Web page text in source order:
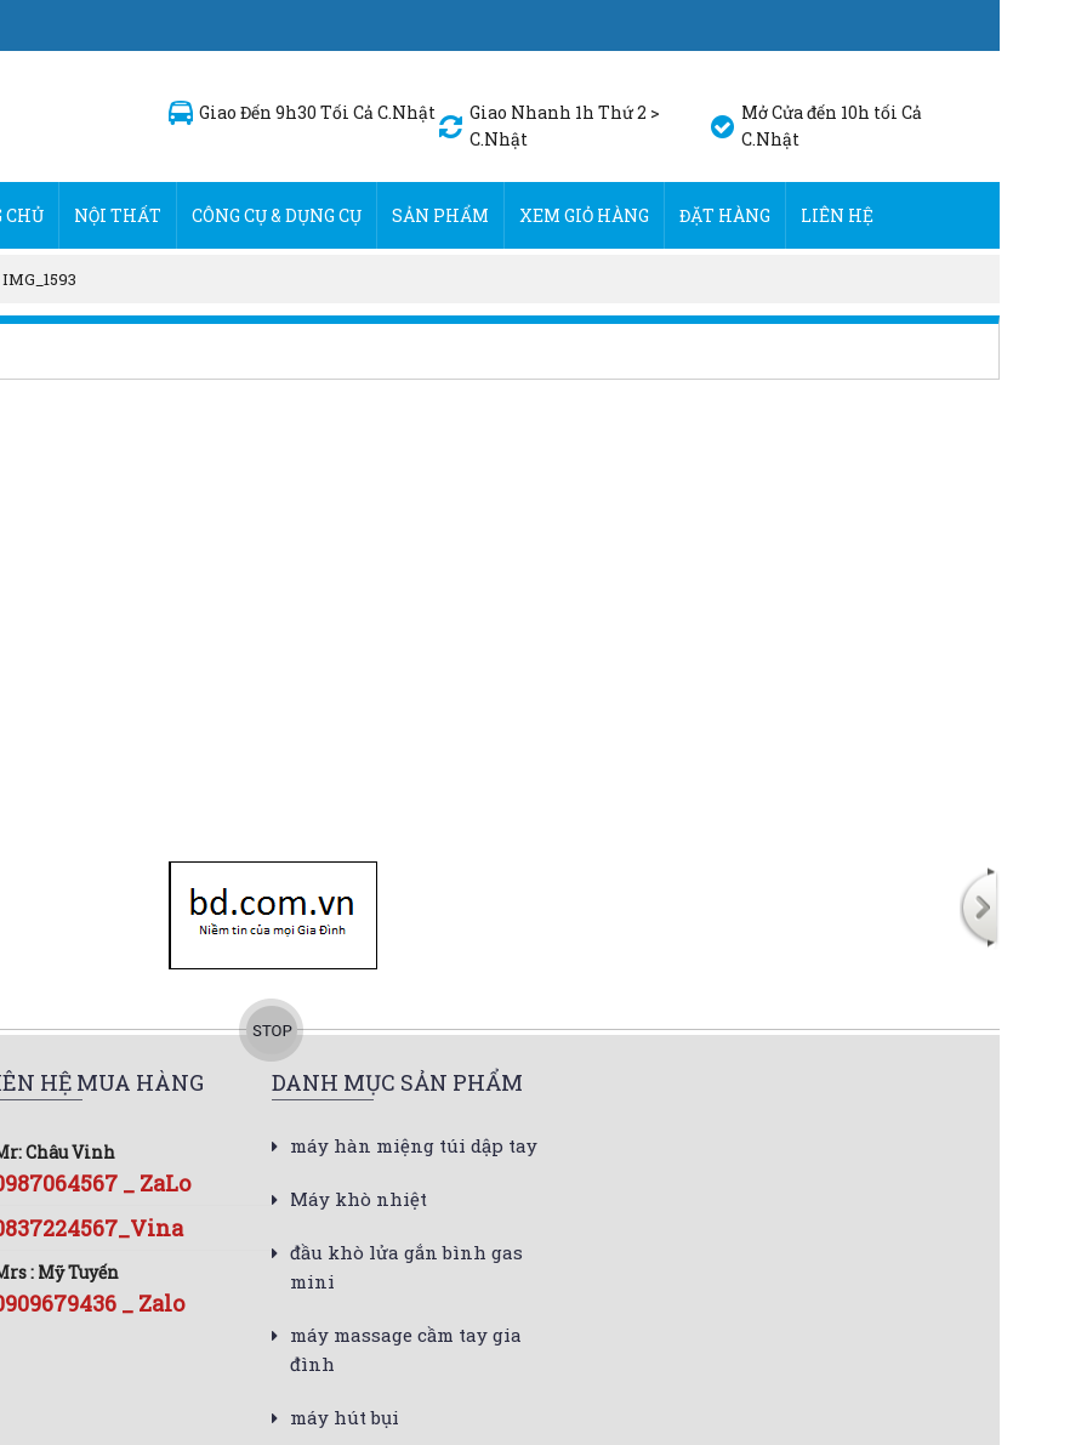
Giao Đến 9h30 Tối Cả C.Nhật
Giao Nhanh 1h Thứ 2 >
C.Nhật
Mở Cửa đến 10h tối Cả
C.Nhật
CHỦ NỘI THẤT CÔNG CỤ & DỤNG CỤ SẢN PHẨM XEM GIỎ HÀNG ĐẶT HÀNG LIÊN HỆ
IMG_1593
HỆ MUA HÀNG
Châu Vinh
_ ZaLo
: Mỹ Tuyến
_ Zalo
DANH MỤC SẢN PHẨM
máy hàn miệng túi dập tay
Máy khò nhiệt
đầu khò lửa gắn bình gas
mini
máy massage cầm tay gia
đình
máy hút bụi